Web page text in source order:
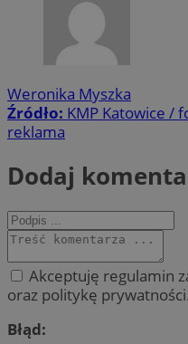
Weronika Myszka
Źródło: KMP Katowice /
reklama
Dodaj
Akceptuję regulamin
oraz politykę prywatności.
Błąd: